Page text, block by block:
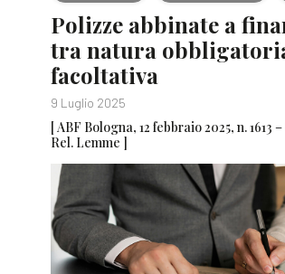
Polizze abbinate a
tra natura
facoltativa
9 Luglio 2025
[ ABF Bologna, 12 febbraio 2025, n. 1613
Rel. Lemme ]